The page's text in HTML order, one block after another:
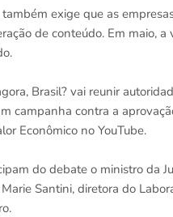
também exige que as
de conteúdo. Em maio,
Brasil? vai reunir
campanha contra a
Econômico no YouTube.
do debate o ministro da
Marie Santini, diretora do